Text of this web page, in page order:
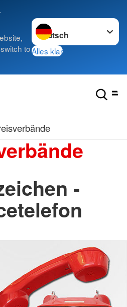
to
Sprache wechseln zu
Alles klar
-